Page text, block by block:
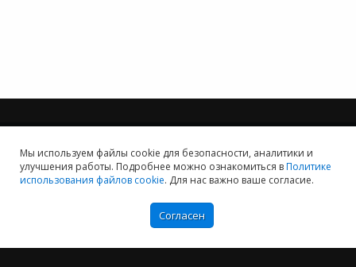
Мы используем файлы cookie для безопасности, аналитики и
улучшения работы. Подробнее можно ознакомиться вПолитике
использования файлов cookie. Для нас важно ваше согласие.
Согласен
Мы хотим принести в Россию самые передовые облачные технологии и
Политика конфиденциальности
Договор-оферты